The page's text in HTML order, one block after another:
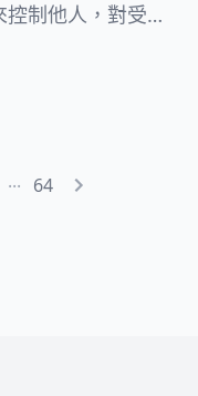
制他人，對受害
理虐待行為包括
... 64